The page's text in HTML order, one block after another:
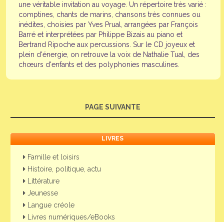
une véritable invitation au voyage. Un répertoire très varié :
comptines, chants de marins, chansons très connues ou
inédites, choisies par Yves Prual, arrangées par François
Barré et interprétées par Philippe Bizais au piano et
Bertrand Ripoche aux percussions. Sur le CD joyeux et
plein d'énergie, on retrouve la voix de Nathalie Tual, des
chœurs d'enfants et des polyphonies masculines.
PAGE SUIVANTE
LIVRES
Famille et loisirs
Histoire, politique, actu
Littérature
Jeunesse
Langue créole
Livres numériques/eBooks